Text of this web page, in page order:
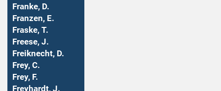
Franke, D.
Franzen, E.
Fraske, T.
Freese, J.
Freiknecht, D.
Frey, C.
Frey, F.
Freyhardt, J.